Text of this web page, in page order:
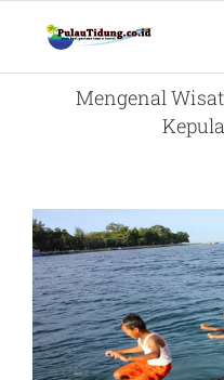
Mengenal
View
Larger
Image